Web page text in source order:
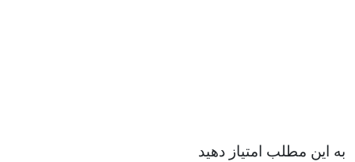
به این مطلب امتیاز دهید